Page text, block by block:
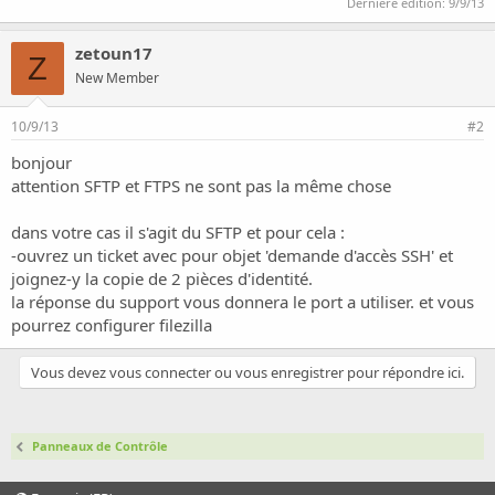
Z zetoun17
New Member
10/9/13 #2
bonjour
attention SFTP et FTPS ne sont pas la même chose
dans votre cas il s'agit du SFTP et pour cela :
-ouvrez un ticket avec pour objet 'demande d'accès SSH' et
joignez-y la copie de 2 pièces d'identité.
la réponse du support vous donnera le port a utiliser. et vous
pourrez configurer filezilla
Vous devez vous connecter ou vous enregistrer pour répondre ici.
Panneaux de Contrôle